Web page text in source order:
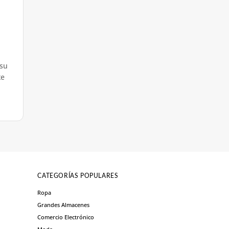
CATEGORÍAS POPULARES
Ropa
Grandes Almacenes
Comercio Electrónico